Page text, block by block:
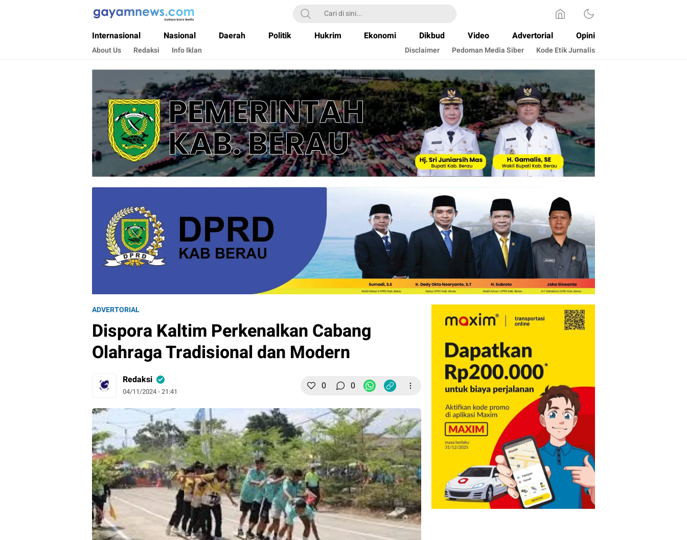
Gayamnews.com
Budaya Baca Berita
Internasional Nasional Daerah Politik Hukrim Ekonomi Dikbud Video Advertorial Opini
About Us Redaksi Info Iklan Disclaimer Pedoman Media Siber Kode Etik Jurnalis
ADVERTORIAL
Dispora Kaltim Perkenalkan Cabang
Olahraga Tradisional dan Modern
Redaksi
04/11/2024 - 21:41 0 0